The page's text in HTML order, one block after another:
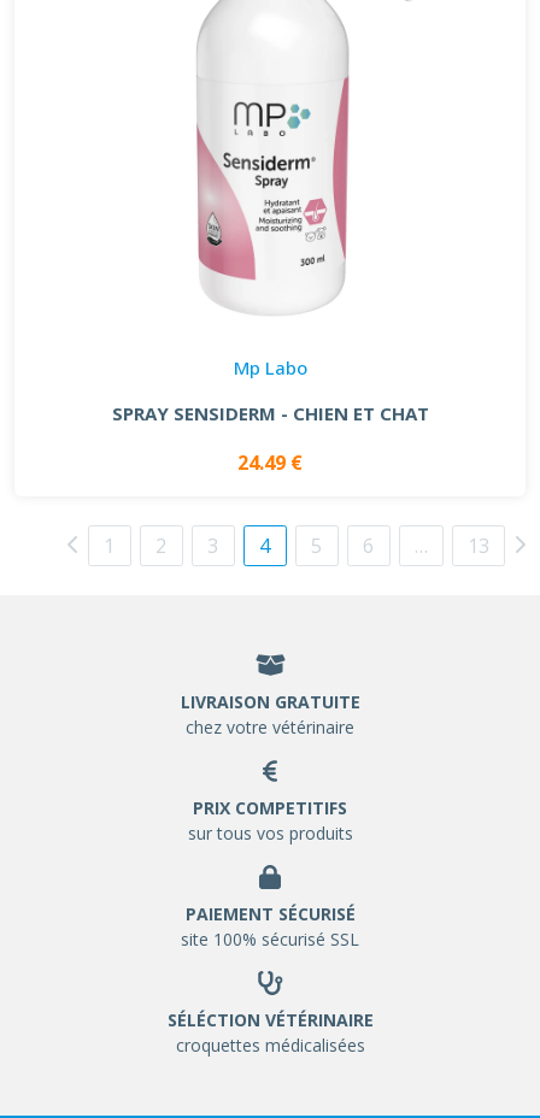
Mp Labo
SPRAY SENSIDERM - CHIEN ET CHAT
24.49 €
1 2 3 4 5 6 … 13
LIVRAISON GRATUITE
chez votre vétérinaire
PRIX COMPETITIFS
sur tous vos produits
PAIEMENT SÉCURISÉ
site 100% sécurisé SSL
SÉLÉCTION VÉTÉRINAIRE
croquettes médicalisées